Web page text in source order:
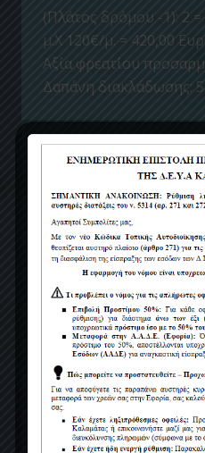
(Πλάτος δρόμου -1): 2 =
μ.Χ 120€/μ. = 420,00
Αξία φρεατίου
Δαπάνη διακλάδωσης:
ΤΕΛΟΣ ΣΥΝΔΕΣΗΣ:
(Τα πρώτα μέχρι
μέχρι 200μ²Χ7,00€/μ².
200μ²Χ9,00€/μ²).
100μ² Χ 2,00€/μ² =
700,00 € 70μ² Χ 9,00€/
Τέλος σύνδεσης:
Δαπάνη Διακλάδωσης
Σύνολο Δαπάνης
540,00 + 1.530,20 =
ΦΠΑ: 24%